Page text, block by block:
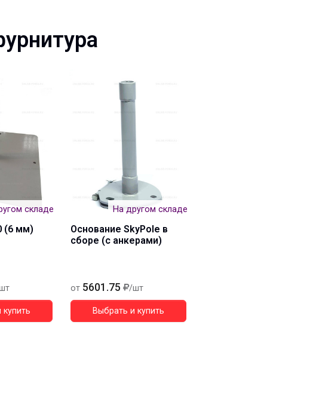
складе
(6 мм)
На другом складе
Основание SkyPole в
сборе (с анкерами)
от 5601.75 /шт
Выбрать и купить